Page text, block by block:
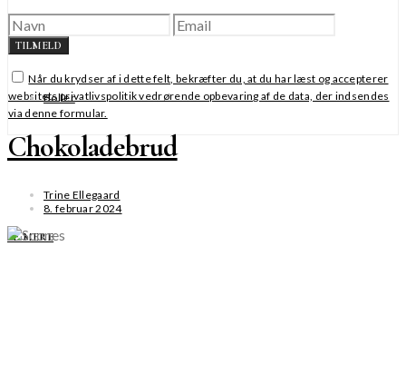
TILMELD
Når du krydser af i dette felt, bekræfter du, at du har læst og accepterer
websitets privatlivspolitik vedrørende opbevaring af de data, der indsendes
via denne formular.
Boller
Chokoladebrud
Trine Ellegaard
8. februar 2024
SE MERE